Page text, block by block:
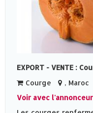
EXPORT - VENTE :
Courge
, Maroc
Voir avec l'annonceur